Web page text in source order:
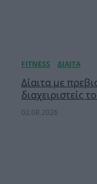
Δίαιτα με
διαχειριστείς
02.08.2026